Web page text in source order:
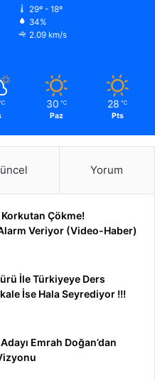
29º - 18º
34%
2.09 km/s
30 ℃
Paz
28 ℃
Pts
Yorum
Korkutan Çökme!
Veriyor (Video-Haber)
İle Türkiyeye Ders
İse Hala Seyrediyor !!!
Emrah Doğan’dan